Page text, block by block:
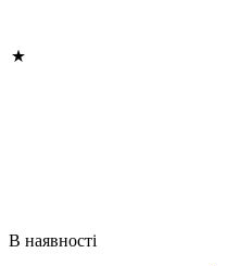
В наявності